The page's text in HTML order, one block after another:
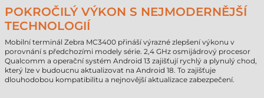
POKROČILÝ VÝKON S NEJMODERNĚJŠÍ
TECHNOLOGIÍ
Mobilní terminál Zebra MC3400 přináší výrazné zlepšení výkonu v
porovnání s předchozími modely série. 2,4 GHz osmijádrový procesor
Qualcomm a operační systém Android 13 zajišťují rychlý a plynulý chod,
který lze v budoucnu aktualizovat na Android 18. To zajišťuje
dlouhodobou kompatibilitu a nejnovější aktualizace zabezpečení.